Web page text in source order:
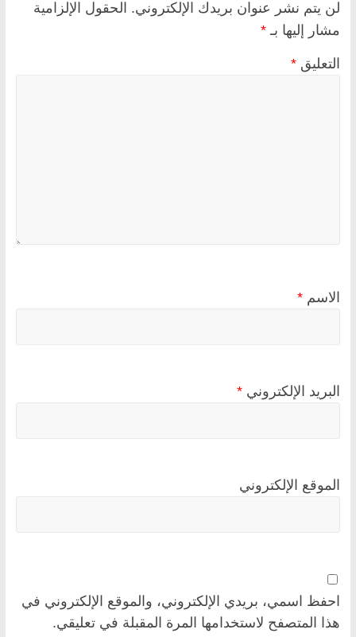
لن يتم نشر عنوان بريدك الإلكتروني. الحقول الإلزامية
مشار إليها بـ *
التعليق *
الاسم *
البريد الإلكتروني *
الموقع الإلكتروني
احفظ اسمي، بريدي الإلكتروني، والموقع الإلكتروني في
هذا المتصفح لاستخدامها المرة المقبلة في تعليقي.